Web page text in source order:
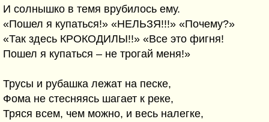
И солнышко в темя врубилось ему.
«Пошел я купаться!» «НЕЛЬЗЯ!!!» «Почему?»
«Так здесь КРОКОДИЛЫ!!» «Все это фигня!
Пошел я купаться – не трогай меня!»
Трусы и рубашка лежат на песке,
Фома не стесняясь шагает к реке,
Тряся всем, чем можно, и весь налегке,